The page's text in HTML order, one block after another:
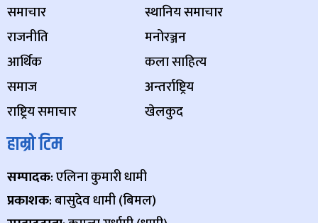
समाचार
राजनीति
आर्थिक
समाज
राष्ट्रिय समाचार
स्थानिय समाचार
मनोरञ्जन
कला साहित्य
अन्तर्राष्ट्रिय
खेलकुद
हाम्रो टिम
सम्पादक: एलिना कुमारी धामी
प्रकाशक: बासुदेव धामी (बिमल)